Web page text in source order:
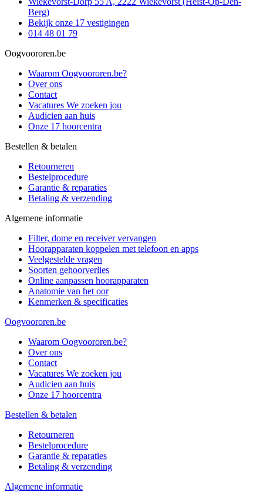
Berg)
Bekijk onze 17 vestigingen
014 48 01 79
Oogvoororen.be
Waarom Oogvoororen.be?
Over ons
Contact
Vacatures We zoeken jou
Audicien aan huis
Onze 17 hoorcentra
Bestellen & betalen
Retourneren
Bestelprocedure
Garantie & reparaties
Betaling & verzending
Algemene informatie
Filter, dome en receiver vervangen
Hoorapparaten koppelen met telefoon en apps
Veelgestelde vragen
Soorten gehoorverlies
Online aanpassen hoorapparaten
Anatomie van het oor
Kenmerken & specificaties
Oogvoororen.be
Waarom Oogvoororen.be?
Over ons
Contact
Vacatures We zoeken jou
Audicien aan huis
Onze 17 hoorcentra
Bestellen & betalen
Retourneren
Bestelprocedure
Garantie & reparaties
Betaling & verzending
Algemene informatie